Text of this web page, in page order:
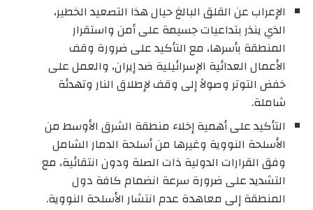
الإعراب عن القلق البالغ حيال هذا التصعيد الخطير،
الذي ينذر بتداعيات جسيمة على أمن واستقرار
المنطقة بأسرها، مع التأكيد على ضرورة وقف
الأعمال العدائية الإسرائيلية ضد إيران، والعمل على
خفض التوتر وصولاً إلى وقف لإطلاق النار وتهدئة
شاملة.
التأكيد على أهمية إخلاء منطقة الشرق الأوسط من
الأسلحة النووية وغيرها من أسلحة الدمار الشامل
وفق القرارات الدولية ذات الصلة ودون انتقائية، مع
التشديد على ضرورة سرعة انضمام كافة دول
المنطقة إلى معاهدة عدم انتشار الأسلحة النووية.